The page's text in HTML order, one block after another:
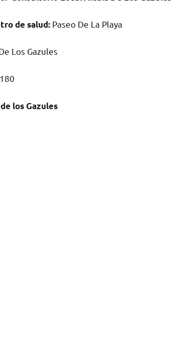
dе salud: Paseo De La Playa
Los Gazules
los Gazules